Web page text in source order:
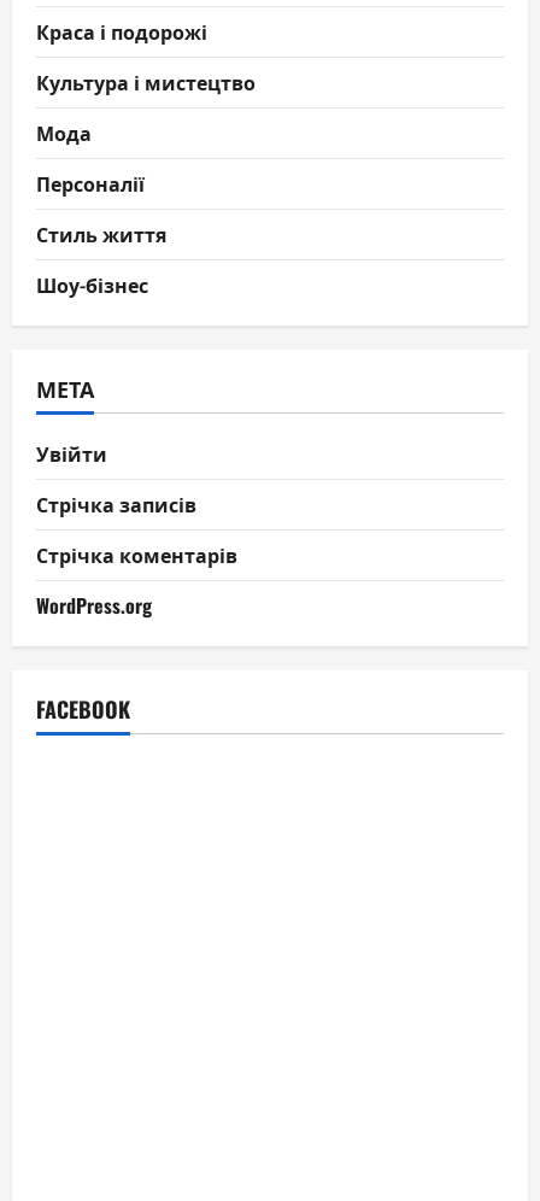
Краса і подорожі
Культура і мистецтво
Мода
Персоналії
Стиль життя
Шоу-бізнес
МЕТА
Увійти
Стрічка записів
Стрічка коментарів
WordPress.org
FACEBOOK